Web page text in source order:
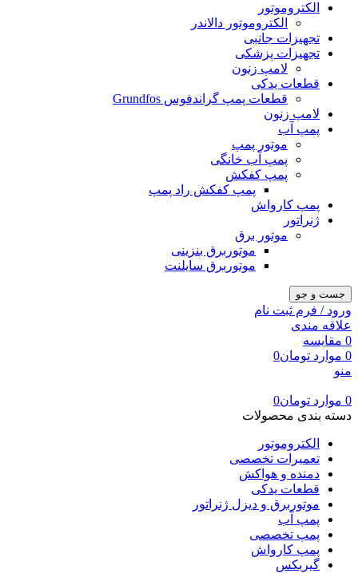
الکتروموتور
الکتروموتور دالاندر
تجهیزات جانبی
تجهیزات پزشکی
لامپ زنون
قطعات یدکی
قطعات پمپ گراندفوس Grundfos
لامپ زنون
پمپ آب
موتور پمپ
پمپ آب خانگی
پمپ کفکش
پمپ کفکش راد پمپ
پمپ کارواش
ژنراتور
موتور برق
موتوربرق بنزینی
موتوربرق سایلنت
جست و جو
ورود / فرم ثبت نام
علاقه مندی
0 مقایسه
0 موارد تومان0
منو
0 موارد تومان0
دسته بندی محصولات
الکتروموتور
تعمیرات تخصصی
دمنده و هواکش
قطعات یدکی
موتوربرق و دیزل ژنراتور
پمپ آب
پمپ تخصصی
پمپ کارواش
گیربکس